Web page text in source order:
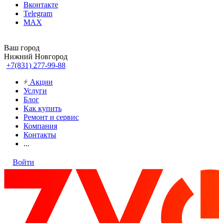
Вконтакте
Telegram
MAX
Ваш город
Нижний Новгород
+7(831) 277-99-88
Акции
Услуги
Блог
Как купить
Ремонт и сервис
Компания
Контакты
...
Войти